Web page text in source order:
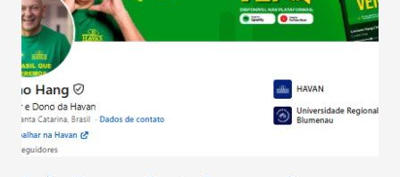
Ainda segundo a Pesquisa, em novembro de 2025, 40% dos
bares e restaurantes operaram com lucro e outros 40%
registraram equilíbrio financeiro. Já o percentual de
estabelecimentos no prejuízo ficou em 19%, pouco abaixo
do observado no mês anterior. Outros 1% não existiam em
novembro. Em relação a outubro, o faturamento também
cresceu. De acordo com a pesquisa, 44% dos n...